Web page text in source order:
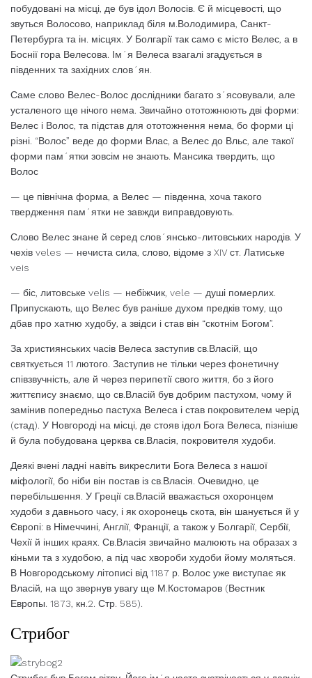
побудовані на місці, де був ідол Волосів. Є й місцевості, що
звуться Волосово, наприклад біля м.Володимира, Санкт-
Петербурга та ін. місцях. У Болгарії так само є місто Велес, а в
Боснії гора Велесова. Ім´я Велеса взагалі згадується в
південних та західних слов´ян.
Саме слово Велес-Волос дослідники багато з´ясовували, але
усталеного ще нічого нема. Звичайно ототожнюють дві форми:
Велес і Волос, та підстав для ототожнення нема, бо форми ці
різні. “Волос” веде до форми Влас, а Велес до Вльс, але такої
форми пам´ятки зовсім не знають. Мансика твердить, що
Волос
— це північна форма, а Велес — південна, хоча такого
твердження пам´ятки не завжди виправдовують.
Слово Велес знане й серед слов´янсько-литовських народів. У
чехів veles — нечиста сила, слово, відоме з XIV ст. Латиське
veis
— біс, литовське velis — небіжчик, vele — душі померлих.
Припускають, що Велес був раніше духом предків тому, що
дбав про хатню худобу, а звідси і став він “скотнім Богом”.
За християнських часів Велеса заступив св.Власій, що
святкується 11 лютого. Заступив не тільки через фонетичну
співзвучність, але й через перипетії свого життя, бо з його
життєпису знаємо, що св.Власій був добрим пастухом, чому й
замінив попередньо пастуха Велеса і став покровителем черід
(стад). У Новгороді на місці, де стояв ідол Бога Велеса, пізніше
й була побудована церква св.Власія, покровителя худоби.
Деякі вчені ладні навіть викреслити Бога Велеса з нашої
міфології, бо ніби він постав із св.Власія. Очевидно, це
перебільшення. У Греції св.Власій вважається охоронцем
худоби з давнього часу, і як охоронець скота, він шанується й у
Європі: в Німеччині, Англії, Франції, а також у Болгарії, Сербії,
Чехії й інших краях. Св.Власія звичайно малюють на образах з
кіньми та з худобою, а під час хвороби худоби йому моляться.
В Новгородському літописі від 1187 р. Волос уже виступає як
Власій, на що звернув увагу ще М.Костомаров (Вестник
Европы. 1873, кн.2. Стр. 585).
Стрибог